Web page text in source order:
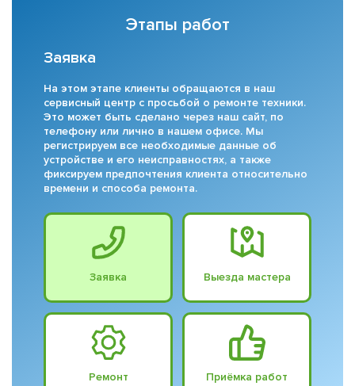
Этапы работ
Заявка
На этом этапе клиенты обращаются в наш
сервисный центр с просьбой о ремонте техники.
Это может быть сделано через наш сайт, по
телефону или лично в нашем офисе. Мы
регистрируем все необходимые данные об
устройстве и его неисправностях, а также
фиксируем предпочтения клиента относительно
времени и способа ремонта.
Заявка Выезда мастера
Ремонт Приёмка работ